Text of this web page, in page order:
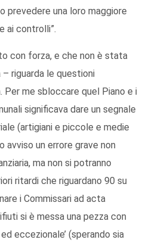
prevedere una loro maggiore
ai controlli”.
con forza, e che non è stata
riguarda le questioni
Per me sbloccare quel Piano e i
significava dare un segnale
(artigiani e piccole e medie
avviso un errore grave non
ma non si potranno
ritardi che riguardano 90 su
i Commissari ad acta
si è messa una pezza con
eccezionale’ (sperando sia